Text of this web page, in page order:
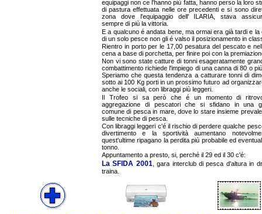
equipaggi non ce l'hanno più fatta, hanno perso la loro
di pastura effettuata nelle ore precedenti e si sono
zona dove l'equipaggio dell' ILARIA, stava
sempre di più la vittoria.
E a qualcuno é andata bene, ma ormai era già tardi e la
di un solo pesce non gli é valso il posizionamento in
Rientro in porto per le 17,00 pesatura del pescato e
cena a base di porchetta, per finire poi con la
Non vi sono state catture di tonni esageratamente
combattimento richiede l'impiego di una canna di 80 o
Speriamo che questa tendenza a catturare tonni di
sotto ai 100 Kg porti in un prossimo futuro ad
anche le sociali, con libraggi più leggeri.
Il Trofeo si sa però che é un momento di
aggregazione di pescatori che si sfidano in una
comune di pesca in mare, dove lo stare insieme
sulle tecniche di pesca.
Con libraggi leggeri c'é il rischio di perdere qualche
divertimento e la sportività aumentano
quest'ultime ripagano la perdita più probabile ed
tonno.
Appuntamento a presto, si, perché il 29 ed il 30 c'é:
La SFIDA 2001 , gara interclub di pesca d'altura in
traina.